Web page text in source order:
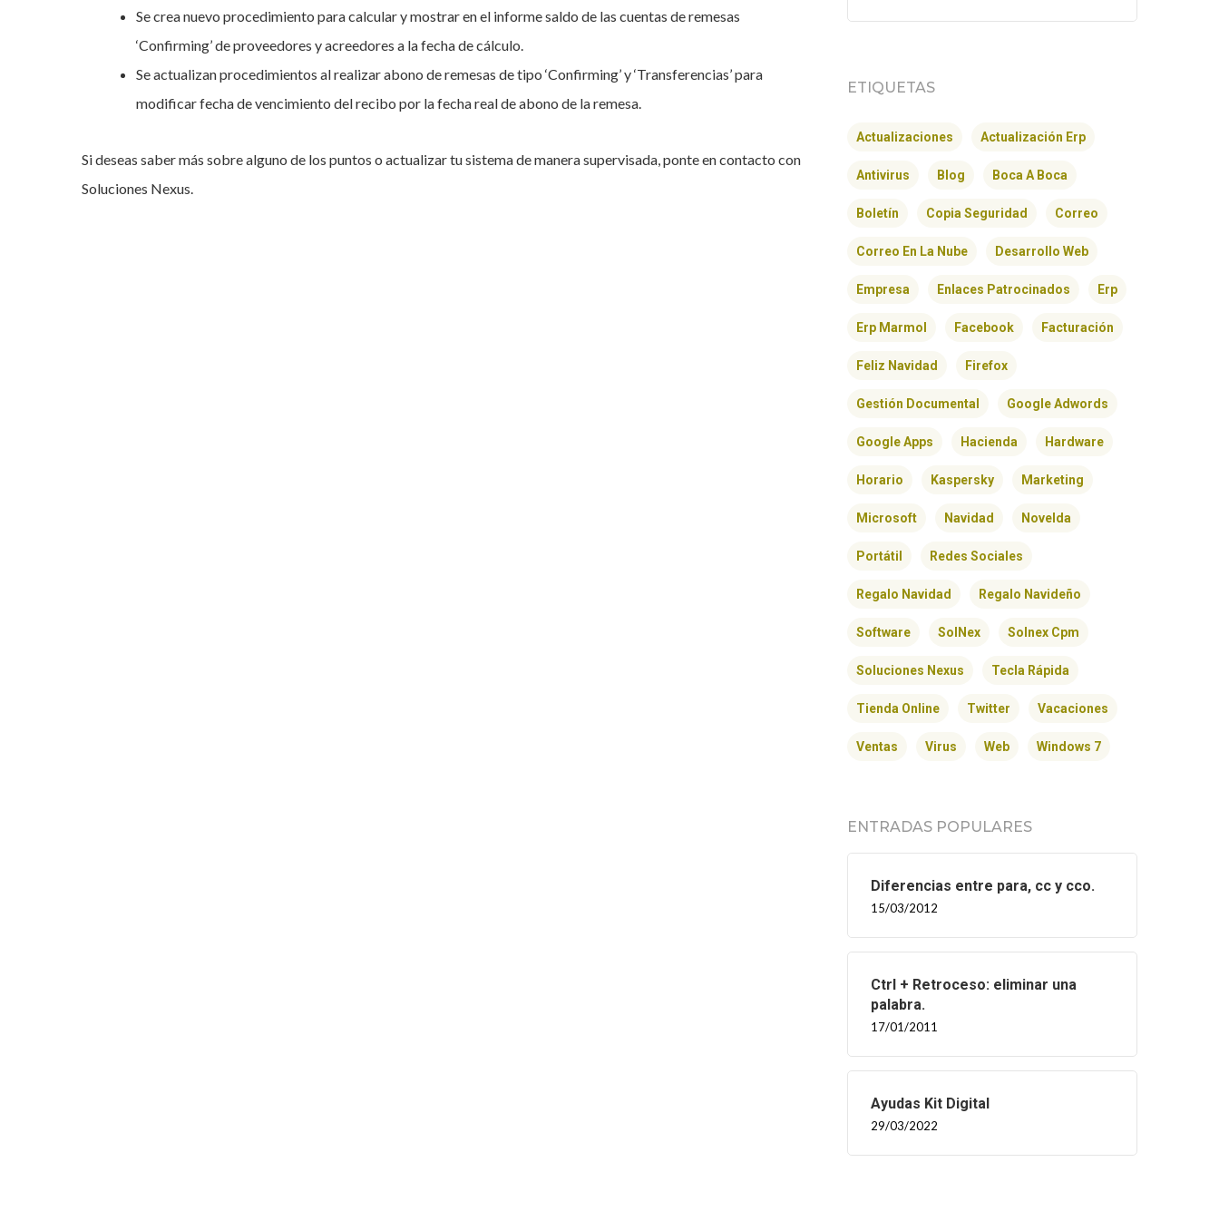
Se crea nuevo procedimiento para calcular y mostrar en el informe saldo de las cuentas de remesas
‘Confirming’ de proveedores y acreedores a la fecha de cálculo.
Se actualizan procedimientos al realizar abono de remesas de tipo ‘Confirming’ y ‘Transferencias’ para
modificar fecha de vencimiento del recibo por la fecha real de abono de la remesa.
Si deseas saber más sobre alguno de los puntos o actualizar tu sistema de manera supervisada, ponte en contacto con
Soluciones Nexus.
ETIQUETAS
Actualizaciones Actualización Erp
Antivirus Blog Boca A Boca
Boletín Copia Seguridad Correo
Correo En La Nube Desarrollo Web
Empresa Enlaces Patrocinados Erp
Erp Marmol Facebook Facturación
Feliz Navidad Firefox
Gestión Documental Google Adwords
Google Apps Hacienda Hardware
Horario Kaspersky Marketing
Microsoft Navidad Novelda
Portátil Redes Sociales
Regalo Navidad Regalo Navideño
Software SolNex Solnex Cpm
Soluciones Nexus Tecla Rápida
Tienda Online Twitter Vacaciones
Ventas Virus Web Windows 7
ENTRADAS POPULARES
Diferencias entre para, cc y cco.
15/03/2012
Ctrl + Retroceso: eliminar una
palabra.
17/01/2011
Ayudas Kit Digital
29/03/2022